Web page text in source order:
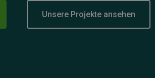
Unsere Projekte ansehen